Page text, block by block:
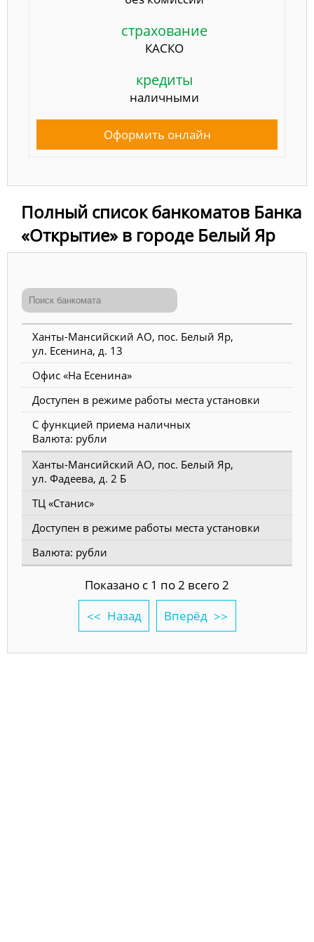
страхование
КАСКО
кредиты
наличными
Оформить онлайн
Полный список банкоматов Банка
«Открытие» в городе Белый Яр
Ханты-Мансийский АО, пос. Белый Яр,
ул. Есенина, д. 13
Офис «На Есенина»
Доступен в режиме работы места установки
С функцией приема наличных
Валюта: рубли
Ханты-Мансийский АО, пос. Белый Яр,
ул. Фадеева, д. 2 Б
ТЦ «Станис»
Доступен в режиме работы места установки
Валюта: рубли
Показано с 1 по 2 всего 2
Назад
Вперёд